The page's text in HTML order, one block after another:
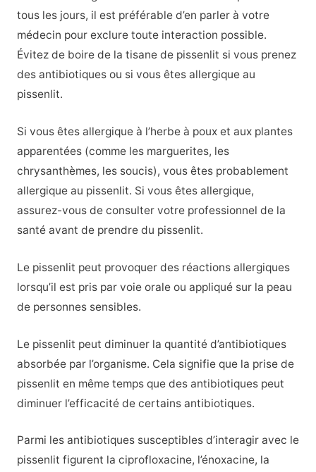
tous les jours, il est préférable d’en parler à votre
médecin pour exclure toute interaction possible.
Évitez de boire de la tisane de pissenlit si vous prenez
des antibiotiques ou si vous êtes allergique au
pissenlit.
Si vous êtes allergique à l’herbe à poux et aux plantes
apparentées (comme les marguerites, les
chrysanthèmes, les soucis), vous êtes probablement
allergique au pissenlit. Si vous êtes allergique,
assurez-vous de consulter votre professionnel de la
santé avant de prendre du pissenlit.
Le pissenlit peut provoquer des réactions allergiques
lorsqu’il est pris par voie orale ou appliqué sur la peau
de personnes sensibles.
Le pissenlit peut diminuer la quantité d’antibiotiques
absorbée par l’organisme. Cela signifie que la prise de
pissenlit en même temps que des antibiotiques peut
diminuer l’efficacité de certains antibiotiques.
Parmi les antibiotiques susceptibles d’interagir avec le
pissenlit figurent la ciprofloxacine, l’énoxacine, la